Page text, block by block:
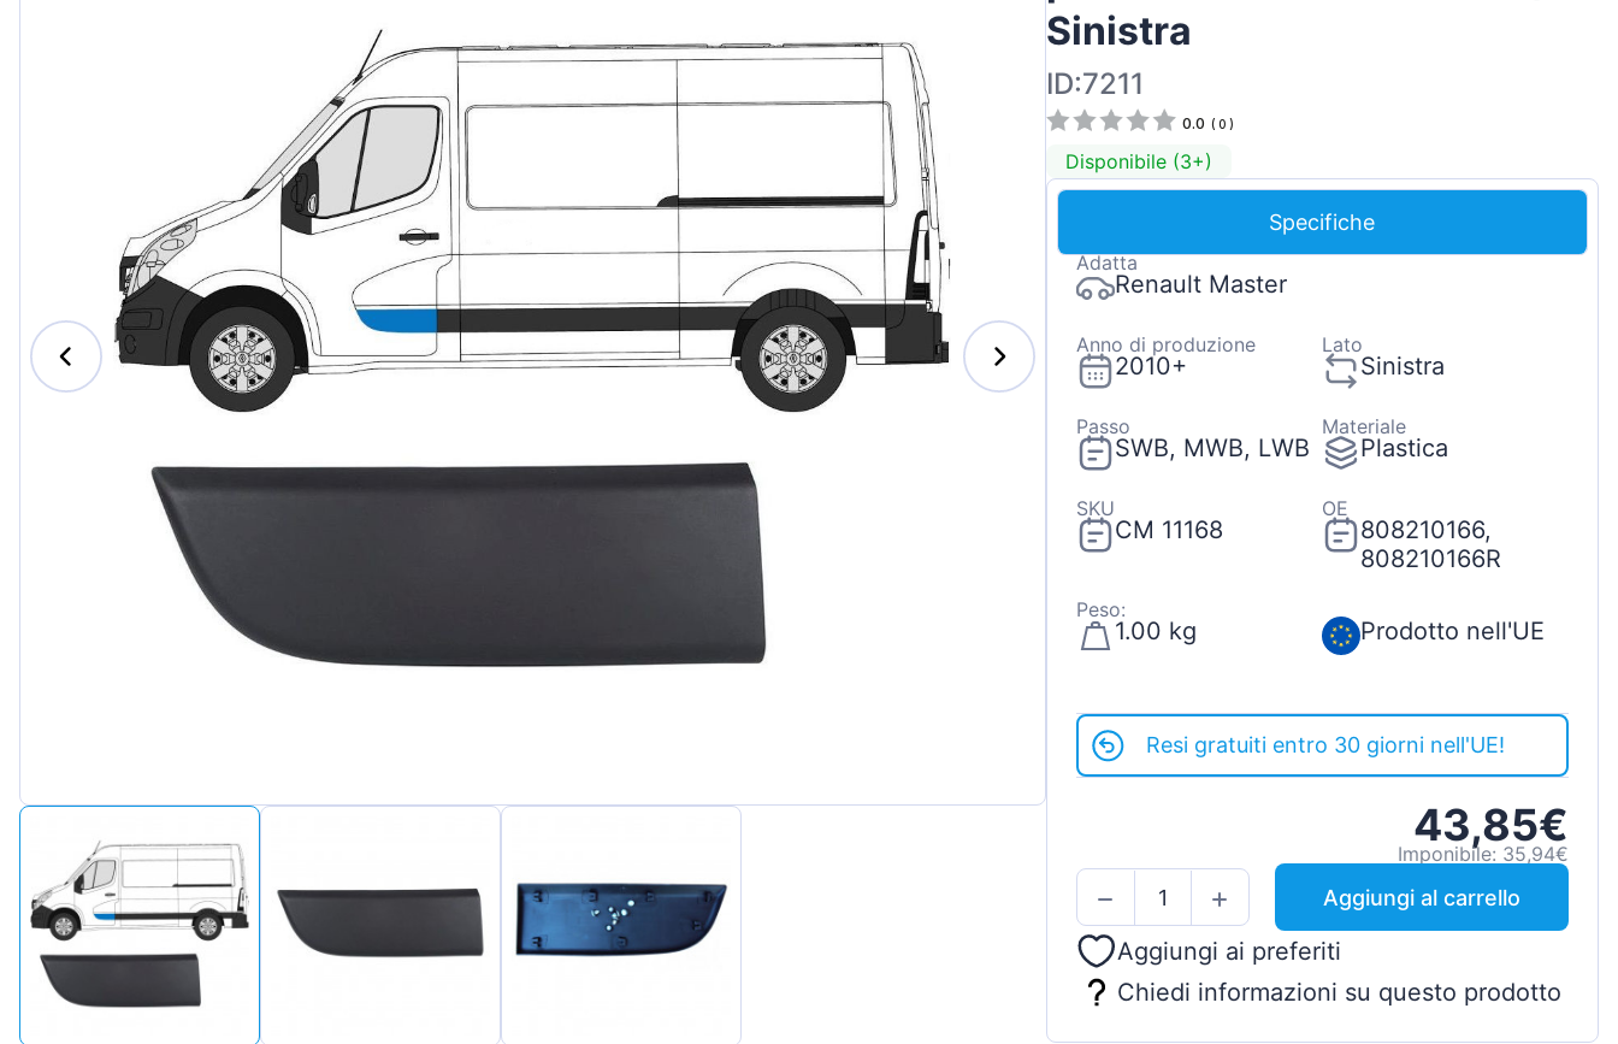
Slovenian
Latvian
Hyundai
Iveco
MAN
Mazda
Nissan
Seat
Tesla
Volkswagen
Sinistra
ID:7211
0.0 ( 0 )
Disponibile (3+)
Specifiche
Adatta
Renault Master
Anno di produzione
2010+
Lato
Sinistra
Passo
SWB, MWB, LWB
Materiale
Plastica
SKU
CM 11168
OE
808210166,
808210166R
Peso:
1.00 kg Prodotto nell'UE
Resi gratuiti entro 30 giorni nell'UE!
43,85€
Imponibile: 35,94€
Aggiungi al carrello
Aggiungi ai preferiti
Chiedi informazioni su questo prodotto